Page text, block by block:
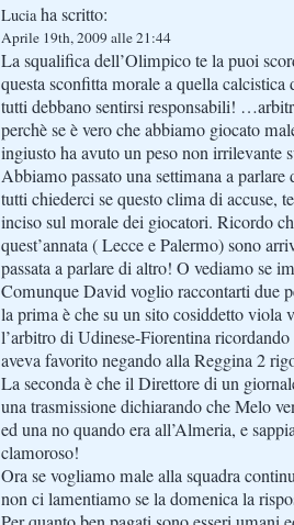
Luciaha scritto:
Aprile 19th, 2009 alle 21:44
La squalifica dell’Olimpico te la puoi
questa sconfitta morale a quella
tutti debbano sentirsi responsabili!
perchè se è vero che abbiamo giocato
ingiusto ha avuto un peso non irrilevante
Abbiamo passato una settimana a
tutti chiederci se questo clima di accuse,
inciso sul morale dei giocatori. Ricordo
quest’annata ( Lecce e Palermo) sono
passata a parlare di altro! O vediamo se
Comunque David voglio raccontarti due
la prima è che su un sito cosiddetto viola
l’arbitro di Udinese-Fiorentina
aveva favorito negando alla Reggina 2
La seconda è che il Direttore di un
una trasmissione dichiarando che Melo
ed una no quando era all’Almeria, e
clamoroso!
Ora se vogliamo male alla squadra
non ci lamentiamo se la domenica la